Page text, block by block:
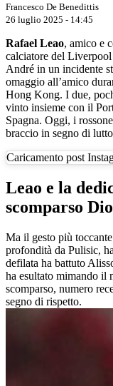
Francesco De Benedittis
26 luglio 2025 - 14:45
Rafael Leao, amico e
calciatore del
André in un incidente
omaggio all’amico
Hong Kong. I due,
vinto insieme con il
Spagna. Oggi, i
braccio in segno di
Caricamento post
Leao e la
scomparso
Ma il gesto più
profondità da Pulisic,
defilata ha battuto
ha esultato mimando il
scomparso, numero
segno di rispetto.